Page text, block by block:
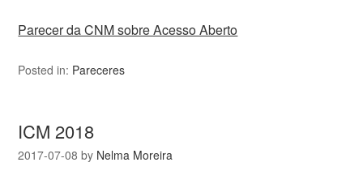
Parecer da CNM sobre Acesso Aberto
Posted in: Pareceres
ICM 2018
2017-07-08 by Nelma Moreira